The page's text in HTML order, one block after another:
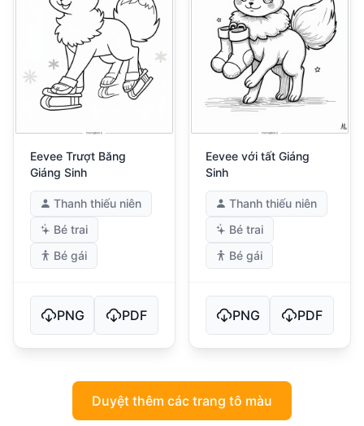
Eevee Trượt Băng
Giáng Sinh
Thanh thiếu niên
Bé trai
Bé gái
PNG PDF
Eevee với tất Giáng
Sinh
Thanh thiếu niên
Bé trai
Bé gái
PNG PDF
Duyệt thêm các trang tô màu